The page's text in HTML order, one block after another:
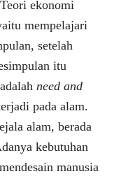
ekonomi
mempelajari
setelah
itu
need and
pada alam.
alam, berada
kebutuhan
manusia